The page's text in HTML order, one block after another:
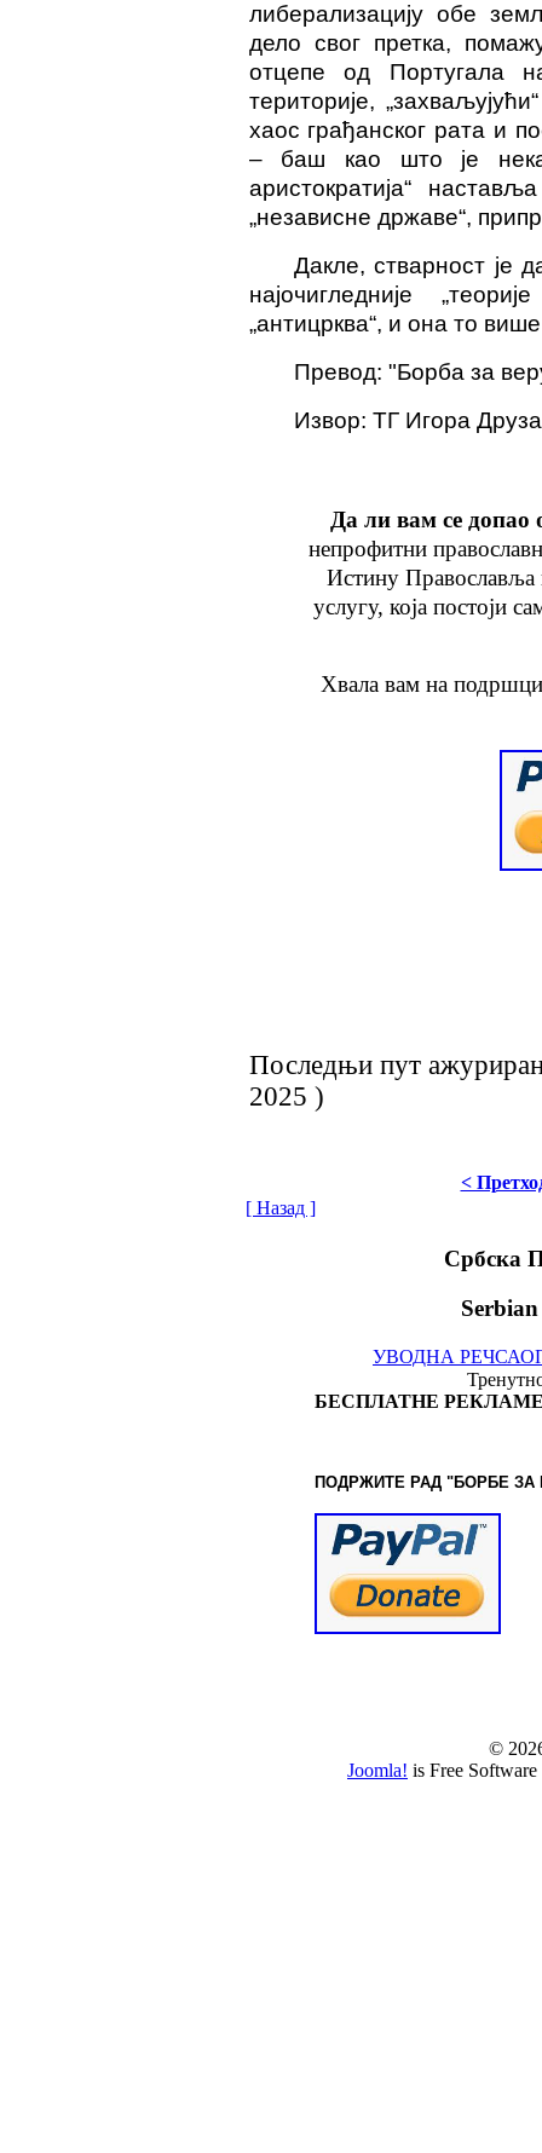
либерализацију обе
дело свог претка,
отцепе од Португала
територије,
хаос грађанског рата и
– баш као што је
аристократија“
„независне државе“,
Дакле, стварност је
најочигледније
„антицрква“, и она то
Превод: "Борба за
Извор: ТГ Игора Друза
Да ли вам се допао
непрофитни
Истину
услугу, којапостоји
Хвала вам на
Последњи пут
2025 )
<
[ Назад ]
Србска
УВОДНА РЕЧ
БЕСПЛАТНЕ
ПОДРЖИТЕ РАД "БОРБЕ ЗА
©
Joomla! is Free